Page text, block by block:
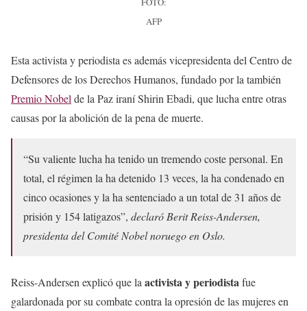
AFP
Esta activista y periodista es además vicepresidenta del Centro de
Defensores de los Derechos Humanos, fundado por la también
Premio Nobel de la Paz iraní Shirin Ebadi, que lucha entre otras
causas por la abolición de la pena de muerte.
“Su valiente lucha ha tenido un tremendo coste personal. En
total, el régimen la ha detenido 13 veces, la ha condenado en
cinco ocasiones y la ha sentenciado a un total de 31 años de
prisión y 154 latigazos”, declaró Berit Reiss-Andersen,
presidenta del Comité Nobel noruego en Oslo.
Reiss-Andersen explicó que la activista y periodistafue
galardonada por su combate contra la opresión de las mujeres en